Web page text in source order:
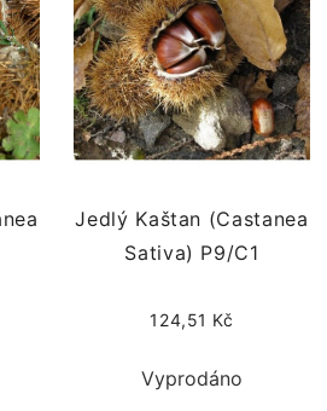
Jedlý Kaštan (Castanea
Sativa) P9/C1
124,51 Kč
Vyprodáno